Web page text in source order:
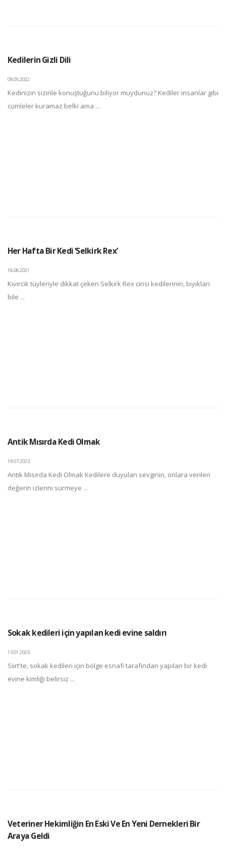
Kedilerin Gizli Dili
09.05.2022
Kedinizin sizinle konuştuğunu biliyor muydunuz? Kediler insanlar gibi
cümleler kuramaz belki ama ...
Her Hafta Bir Kedi ‘Selkirk Rex’
18.08.2021
Kıvırcık tüyleriyle dikkat çeken Selkirk Rex cinsi kedilerinin, bıyıkları
bile ...
Antik Mısırda Kedi Olmak
19.07.2023
Antik Mısırda Kedi Olmak Kedilere duyulan sevginin, onlara verilen
değerin izlerini sürmeye ...
Sokak kedileri için yapılan kedi evine saldırı
13.01.2025
Siirt'te, sokak kedileri için bölge esnafı tarafından yapılan bir kedi
evine kimliği belirsiz ...
Veteriner Hekimliğin En Eski Ve En Yeni Dernekleri Bir
Araya Geldi